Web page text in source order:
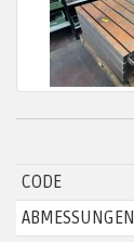
CODE
ABMESSUNGEN